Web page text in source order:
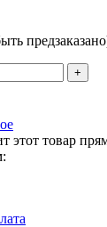
этот товар